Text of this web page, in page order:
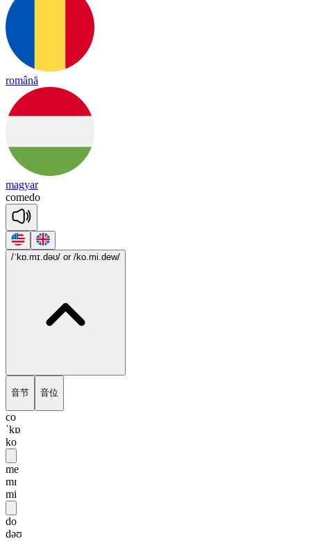
română
magyar
comedo
/ˈkɒ.mɪ.dəʊ/ or /ko.mi.dew/
音节 音位
co
ˈkɒ
ko
me
mɪ
mi
do
dəʊ